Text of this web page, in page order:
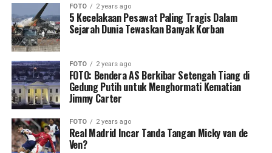
FOTO 2 years ago
5 Kecelakaan Pesawat Paling Tragis Dalam
Sejarah Dunia Tewaskan Banyak Korban
FOTO 2 years ago
FOTO: Bendera AS Berkibar Setengah Tiang di
Gedung Putih untuk Menghormati Kematian
Jimmy Carter
FOTO 2 years ago
Real Madrid Incar Tanda Tangan Micky van de
Ven?